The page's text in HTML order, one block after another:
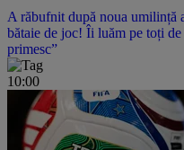
A răbufnit după noua umilință
bătaie de joc! Îi luăm pe toți
primesc”
10:00